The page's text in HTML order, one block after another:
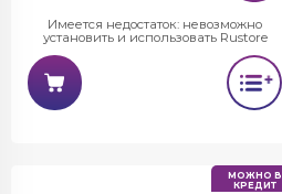
Имеется недостаток: невозможно
установить и использовать Rustore
МОЖНО В
КРЕДИТ